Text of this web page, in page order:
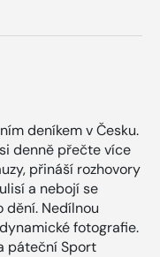
deníkem v Česku.
denně přečte více
přináší rozhovory
a nebojí se
dění. Nedílnou
fotografie.
páteční Sport